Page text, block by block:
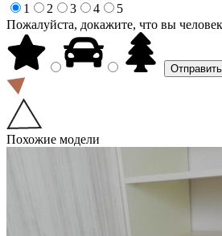
1
2 3 4
5
Пожалуйста, докажите, что вы
Похожие модели